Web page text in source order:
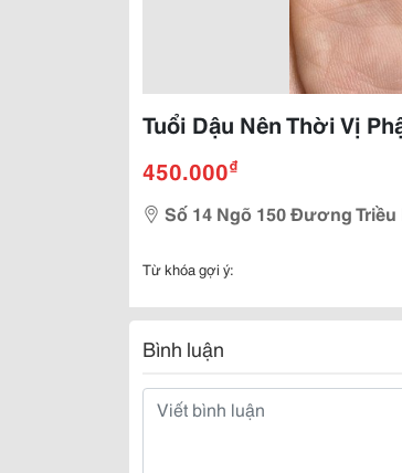
Tuổi Dậu Nên Thời Vị
450.000₫
Số 14 Ngõ 150 Đương Triều
Từ khóa gợi ý:
Bình luận